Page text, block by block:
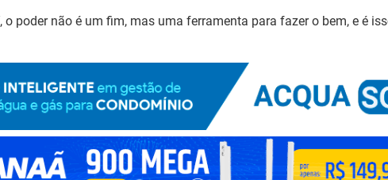
o poder não é um fim, mas uma ferramenta para fazer o bem, e é